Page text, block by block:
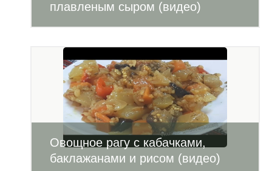
плавленым сыром (видео)
Овощное рагу с кабачками,
баклажанами и рисом (видео)